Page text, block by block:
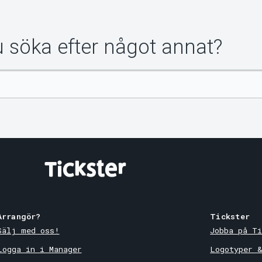
söka efter något annat?
med oss!
in i Manager
Tickster
Jobba på
Logotyper